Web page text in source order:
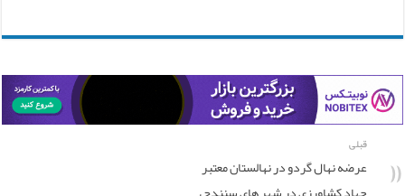
قبلی
عرضه نهال گردو در نهالستان معتبر